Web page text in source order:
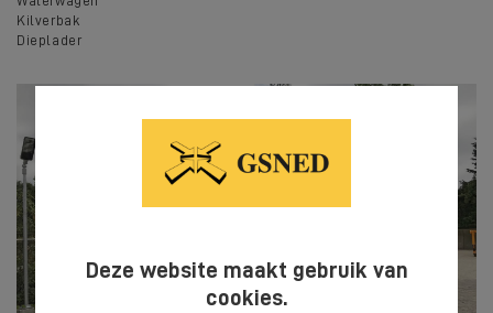
Deze website maakt gebruik van
cookies.
Kilverbak
D ieplader